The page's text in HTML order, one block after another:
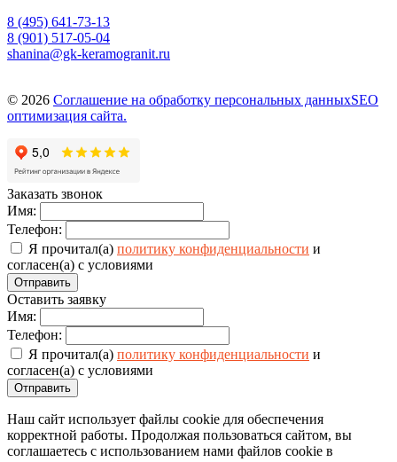
8 (495) 641-73-13
8 (901) 517-05-04
shanina@gk-keramogranit.ru
© 2026 Соглашение на обработку персональных данныхSEO
оптимизация сайта.
Заказать звонок
Имя:
Телефон:
Я прочитал(а) политику конфиденциальности и
согласен(а) с условиями
Отправить
Оставить заявку
Имя:
Телефон:
Я прочитал(а) политику конфиденциальности и
согласен(а) с условиями
Отправить
Наш сайт использует файлы cookie для обеспечения
корректной работы. Продолжая пользоваться сайтом, вы
соглашаетесь с использованием нами файлов cookie в